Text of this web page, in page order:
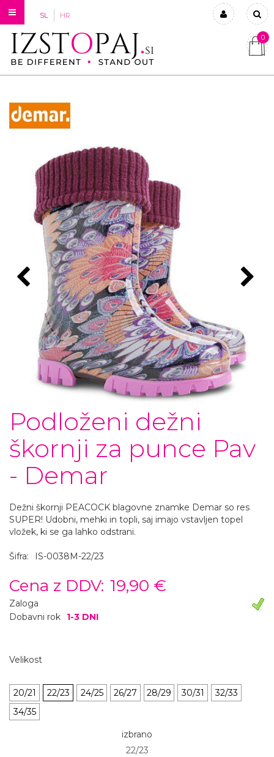
SL HR
Prijavi se
0
Podloženi dežni
škornji za punce Pav
- Demar
Dežni škornji PEACOCK blagovne znamke Demar so res
SUPER! Udobni, mehki in topli, saj imajo vstavljen topel
vložek, ki se ga lahko odstrani.
Šifra: IS-0038M-22/23
Cena z DDV: 19,90 €
Zaloga
Dobavni rok
1-3 DNI
Velikost
20/21 22/23 24/25 26/27 28/29 30/31
32/33
34/35
izbrano
22/23